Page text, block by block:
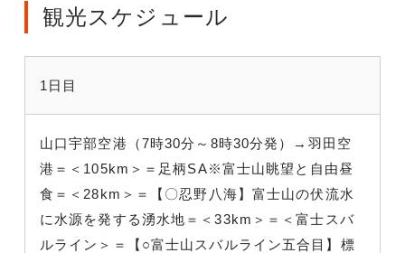
観光スケジュール
1日目
山口宇部空港（7時30分～8時30分発）→羽田空
港＝＜105km＞＝足柄SA※富士山眺望と自由昼
食＝＜28km＞＝【〇忍野八海】富士山の伏流水
に水源を発する湧水地＝＜33km＞＝＜富士スバ
ルライン＞＝【○富士山スバルライン五合目】標